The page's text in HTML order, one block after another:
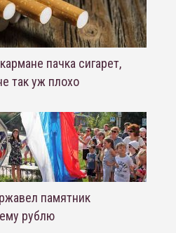
пачка сигарет,
так уж плохо
памятник
рублю